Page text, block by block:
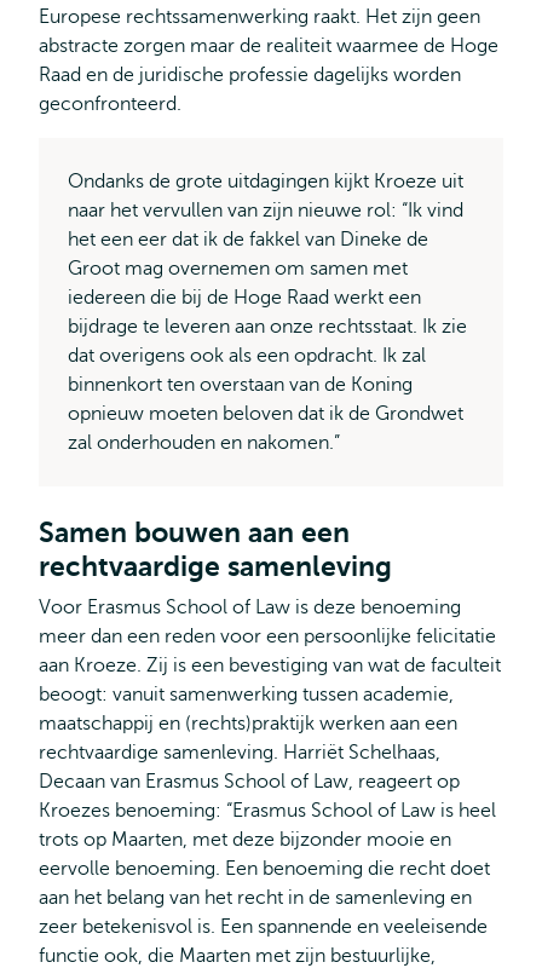
Europese rechtssamenwerking raakt. Het zijn geen
abstracte zorgen maar de realiteit waarmee de Hoge
Raad en de juridische professie dagelijks worden
geconfronteerd.
Ondanks de grote uitdagingen kijkt Kroeze uit
naar het vervullen van zijn nieuwe rol: “Ik vind
het een eer dat ik de fakkel van Dineke de
Groot mag overnemen om samen met
iedereen die bij de Hoge Raad werkt een
bijdrage te leveren aan onze rechtsstaat. Ik zie
dat overigens ook als een opdracht. Ik zal
binnenkort ten overstaan van de Koning
opnieuw moeten beloven dat ik de Grondwet
zal onderhouden en nakomen.”
Samen bouwen aan een
rechtvaardige samenleving
Voor Erasmus School of Law is deze benoeming
meer dan een reden voor een persoonlijke felicitatie
aan Kroeze. Zij is een bevestiging van wat de faculteit
beoogt: vanuit samenwerking tussen academie,
maatschappij en (rechts)praktijk werken aan een
rechtvaardige samenleving. Harriët Schelhaas,
Decaan van Erasmus School of Law, reageert op
Kroezes benoeming: “Erasmus School of Law is heel
trots op Maarten, met deze bijzonder mooie en
eervolle benoeming. Een benoeming die recht doet
aan het belang van het recht in de samenleving en
zeer betekenisvol is. Een spannende en veeleisende
functie ook, die Maarten met zijn bestuurlijke,